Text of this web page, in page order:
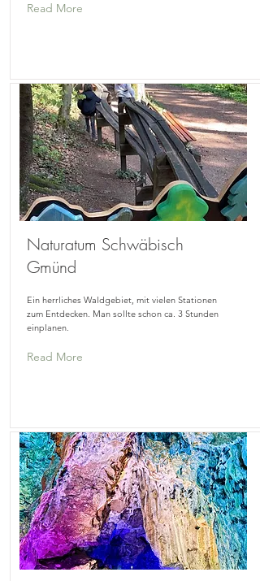
Read More
Naturatum Schwäbisch
Gmünd
Ein herrliches Waldgebiet, mit vielen Stationen
zum Entdecken. Man sollte schon ca. 3 Stunden
einplanen.
Read More